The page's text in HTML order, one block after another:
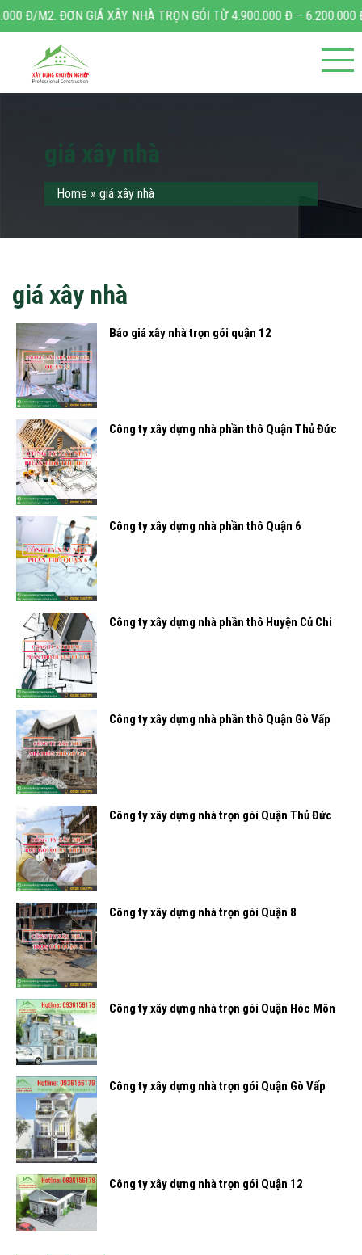
ĐƠN GIÁ XÂY NHÀ TRỌN GÓI TỪ 4.900.000 Đ – 6.200.000 Đ/M2.
giá xây nhà
Home » giá xây nhà
giá xây nhà
Báo giá xây nhà trọn gói quận 12
Công ty xây dựng nhà phần thô Quận Thủ Đức
Công ty xây dựng nhà phần thô Quận 6
Công ty xây dựng nhà phần thô Huyện Củ Chi
Công ty xây dựng nhà phần thô Quận Gò Vấp
Công ty xây dựng nhà trọn gói Quận Thủ Đức
Công ty xây dựng nhà trọn gói Quận 8
Công ty xây dựng nhà trọn gói Quận Hóc Môn
Công ty xây dựng nhà trọn gói Quận Gò Vấp
Công ty xây dựng nhà trọn gói Quận 12